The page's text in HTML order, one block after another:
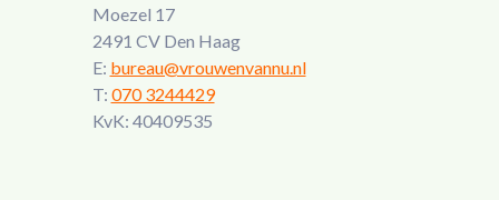
Moezel 17
2491 CV Den Haag
E: bureau@vrouwenvannu.nl
T: 070 3244429
KvK: 40409535